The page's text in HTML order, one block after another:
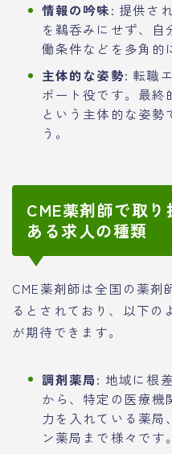
情報の吟味: 提供さ
を鵜呑みにせず、自
働条件などを多角的
主体的な姿勢: 転職
ポート役です。最終
という主体的な姿勢
う。
CME薬剤師で取
ある求人の種類
CME薬剤師は全国の薬剤
るとされており、以下の
が期待できます。
調剤薬局: 地域に根
から、特定の医療機
力を入れている薬局
ン薬局まで様々です。